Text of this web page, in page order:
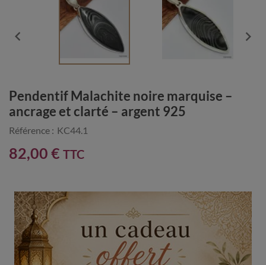
 
Pendentif Malachite noire marquise –
ancrage et clarté – argent 925
Référence : KC44.1
82,00 € TTC